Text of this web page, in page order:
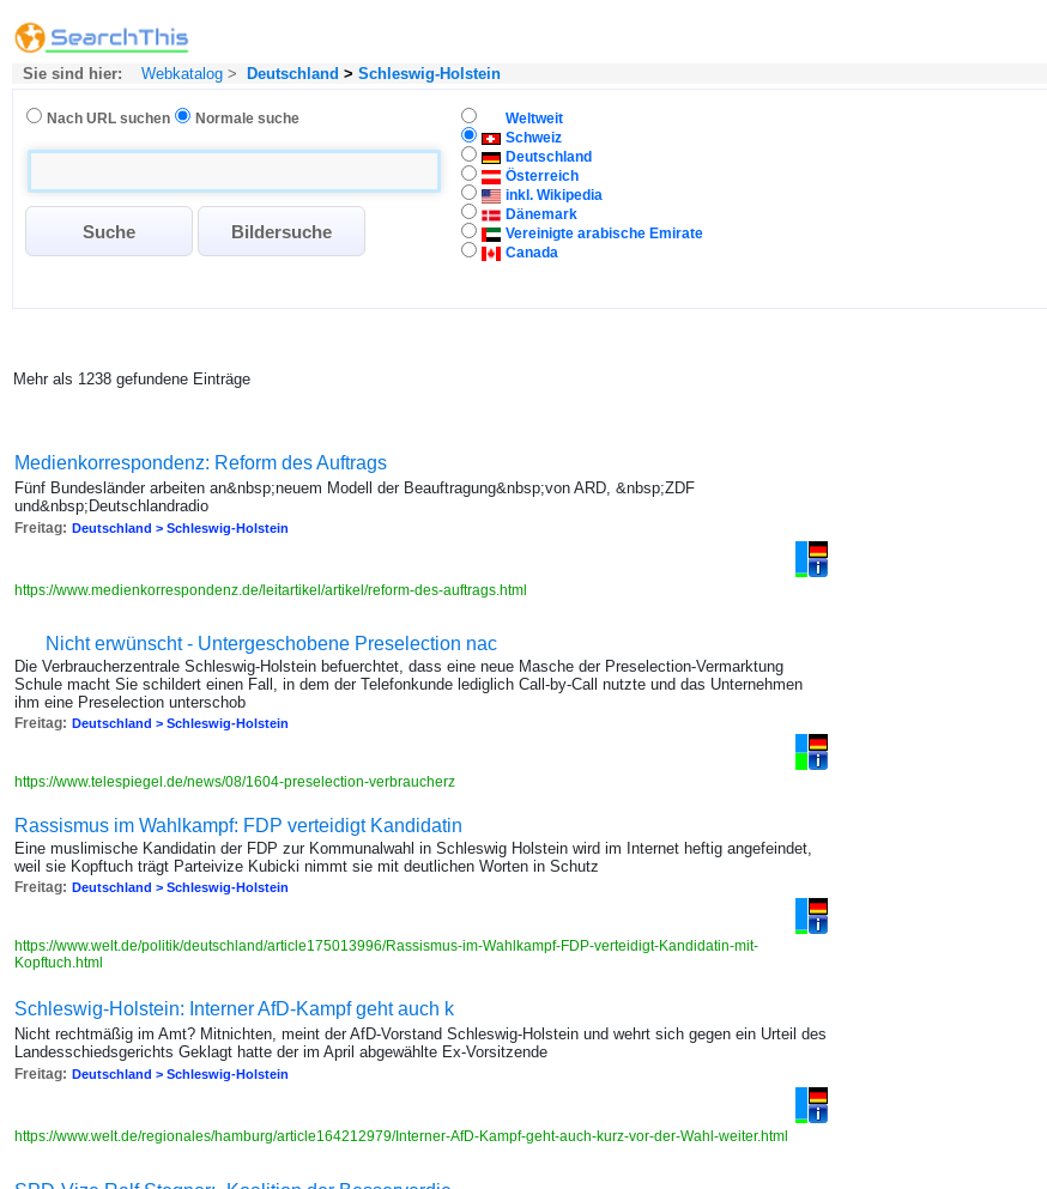
Sie sind hier: Webkatalog > Deutschland > Schleswig-Holstein
Nach URL suchen Normale suche
Weltweit
Schweiz
Deutschland
Österreich
inkl. Wikipedia
Dänemark
Vereinigte arabische Emirate
Canada
Mehr als 1238 gefundene Einträge
Medienkorrespondenz: Reform des Auftrags
Fünf Bundesländer arbeiten an&nbsp;neuem Modell der Beauftragung&nbsp;von ARD, &nbsp;ZDF
und&nbsp;Deutschlandradio
Freitag: Deutschland > Schleswig-Holstein
https://www.medienkorrespondenz.de/leitartikel/artikel/reform-des-auftrags.html
Nicht erwünscht - Untergeschobene Preselection nac
Die Verbraucherzentrale Schleswig-Holstein befuerchtet, dass eine neue Masche der Preselection-Vermarktung
Schule macht Sie schildert einen Fall, in dem der Telefonkunde lediglich Call-by-Call nutzte und das Unternehmen
ihm eine Preselection unterschob
Freitag: Deutschland > Schleswig-Holstein
https://www.telespiegel.de/news/08/1604-preselection-verbraucherz
Rassismus im Wahlkampf: FDP verteidigt Kandidatin
Eine muslimische Kandidatin der FDP zur Kommunalwahl in Schleswig Holstein wird im Internet heftig angefeindet,
weil sie Kopftuch trägt Parteivize Kubicki nimmt sie mit deutlichen Worten in Schutz
Freitag: Deutschland > Schleswig-Holstein
https://www.welt.de/politik/deutschland/article175013996/Rassismus-im-Wahlkampf-FDP-verteidigt-Kandidatin-mit-
Kopftuch.html
Schleswig-Holstein: Interner AfD-Kampf geht auch k
Nicht rechtmäßig im Amt? Mitnichten, meint der AfD-Vorstand Schleswig-Holstein und wehrt sich gegen ein Urteil des
Landesschiedsgerichts Geklagt hatte der im April abgewählte Ex-Vorsitzende
Freitag: Deutschland > Schleswig-Holstein
https://www.welt.de/regionales/hamburg/article164212979/Interner-AfD-Kampf-geht-auch-kurz-vor-der-Wahl-weiter.html